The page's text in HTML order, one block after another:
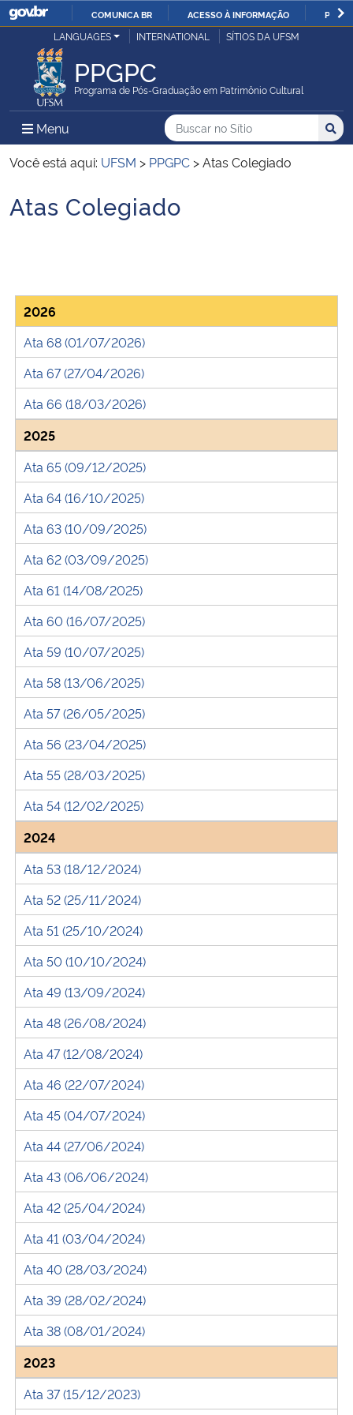
IR
COMUNICA BR ACESSO À INFORMAÇÃO
Ministério da Justiça e Segurança Pública
Ministério da Defesa
Ministério das Relações Exteriores
Ministério da Economia
Ministério da Educação
Ministério da Cidadania
Ministério da Saúde
Ministério de Minas e Energia
Ministério da Ciência, Tecnologia, Inovações e Comunicações
Ministério do Meio Ambiente
Ministério do Turismo
Ministério do Desenvolvimento Regional
Controladoria-Geral da União
Ministério da Mulher, da Família e dos Direitos Humanos
Secretaria-Geral
Secretaria de Governo
Advocacia-Geral da União
LANGUAGES INTERNATIONAL SÍTIOS DA UFSM
PPGPC
Programa de Pós-Graduação em Patrimônio Cultural
Menu Menu Principal do Sítio
Busca
Buscar no no Sítio
Busca:
Você está aqui: UFSM > PPGPC >Atas Colegiado
Início do conteúdo
Atas Colegiado
2026
Ata 68 (01/07/2026)
Ata 67 (27/04/2026)
Ata 66 (18/03/2026)
2025
Ata 65 (09/12/2025)
Ata 64 (16/10/2025)
Ata 63 (10/09/2025)
Ata 62 (03/09/2025)
Ata 61 (14/08/2025)
Ata 60 (16/07/2025)
Ata 59 (10/07/2025)
Ata 58 (13/06/2025)
Ata 57 (26/05/2025)
Ata 56 (23/04/2025)
Ata 55 (28/03/2025)
Ata 54 (12/02/2025)
2024
Ata 53 (18/12/2024)
Ata 52 (25/11/2024)
Ata 51 (25/10/2024)
Ata 50 (10/10/2024)
Ata 49 (13/09/2024)
Ata 48 (26/08/2024)
Ata 47 (12/08/2024)
Ata 46 (22/07/2024)
Ata 45 (04/07/2024)
Ata 44 (27/06/2024)
Ata 43 (06/06/2024)
Ata 42 (25/04/2024)
Ata 41 (03/04/2024)
Ata 40 (28/03/2024)
Ata 39 (28/02/2024)
Ata 38 (08/01/2024)
2023
Ata 37 (15/12/2023)